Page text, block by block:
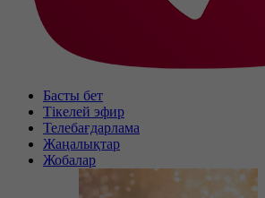
Басты бет
Тікелей эфир
Телебағдарлама
Жаңалықтар
Жобалар